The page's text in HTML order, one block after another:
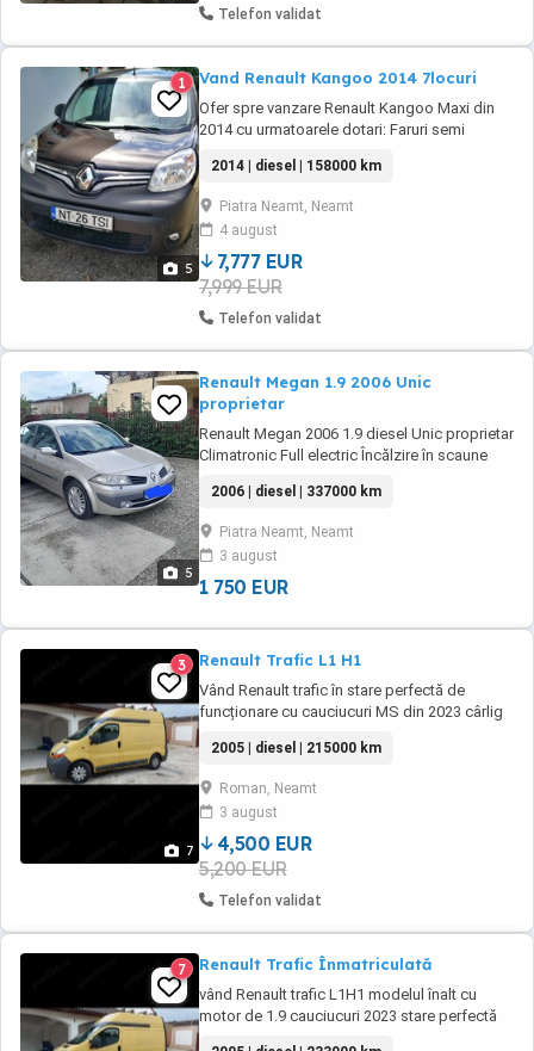
Telefon validat
5
1 Vand Renault Kangoo 2014 7locuri
Ofer spre vanzare Renault Kangoo Maxi din
2014 cu urmatoarele dotari: Faruri semi
motorul) Asistenta la plecarea din rampa
Bluetooth cu handsfree A C functional
Comanezi pe volan Rabatare totala (plan
drept) a scaunului din dreapta si a banchetei
Carlig omologat ...
2014 | diesel | 158000 km
Piatra Neamt, Neamt
4 august
7,777 EUR
7,999 EUR
Telefon validat
5
Renault Megan 1.9 2006 Unic
proprietar
Renault Megan 2006 1.9 diesel Unic proprietar
Climatronic Full electric Încălzire în scaune
anvelope iarnă Barum dot 2024 stare foarte
bună Km reali
2006 | diesel | 337000 km
Piatra Neamt, Neamt
3 august
1 750 EUR
7
3 Renault Trafic L1 H1
Vând Renault trafic în stare perfectă de
funcționare cu cauciucuri MS din 2023 cârlig
etc mașina este înaltă fără martori aprinși în
bord sau probleme ascunse mai multe la
telefon se vinde cu fiscal pe loc Se poate
vedea in Roman NT.
2005 | diesel | 215000 km
Roman, Neamt
3 august
4,500 EUR
5,200 EUR
Telefon validat
7 Renault Trafic Înmatriculată
vând Renault trafic L1H1 modelul înalt cu
motor de 1.9 cauciucuri 2023 stare perfectă